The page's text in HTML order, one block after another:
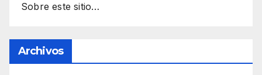
Sobre este sitio…
Archivos